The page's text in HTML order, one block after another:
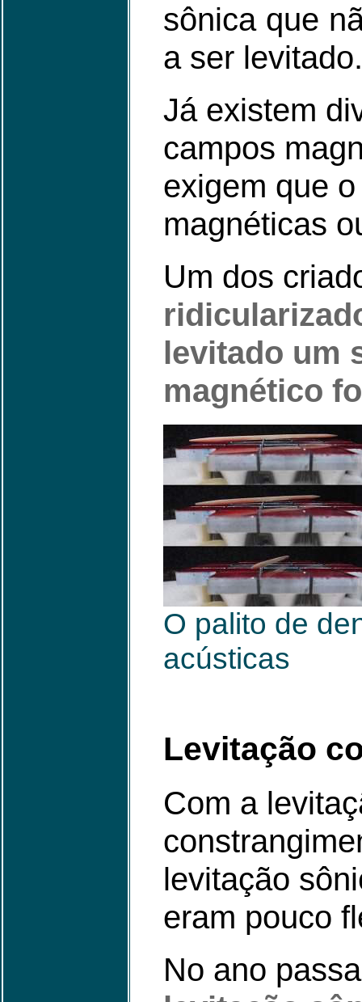
sônica que
a ser levitado.
Já existem
campos
exigem que
magnéticas
Um dos
levitado um
magnético
O palito de
acústicas
Levitação
Com a
levitação
eram pouco
No ano